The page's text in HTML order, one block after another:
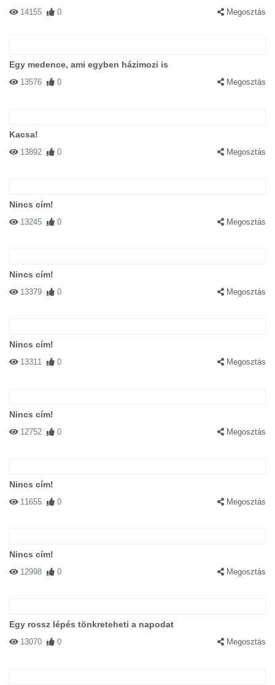
14155 0 Megosztás
Egy medence, ami egyben házimozi is
13576 0 Megosztás
Kacsa!
13892 0 Megosztás
Nincs cím!
13245 0 Megosztás
Nincs cím!
13379 0 Megosztás
Nincs cím!
13311 0 Megosztás
Nincs cím!
12752 0 Megosztás
Nincs cím!
11655 0 Megosztás
Nincs cím!
12998 0 Megosztás
Egy rossz lépés tönkreteheti a napodat
13070 0 Megosztás